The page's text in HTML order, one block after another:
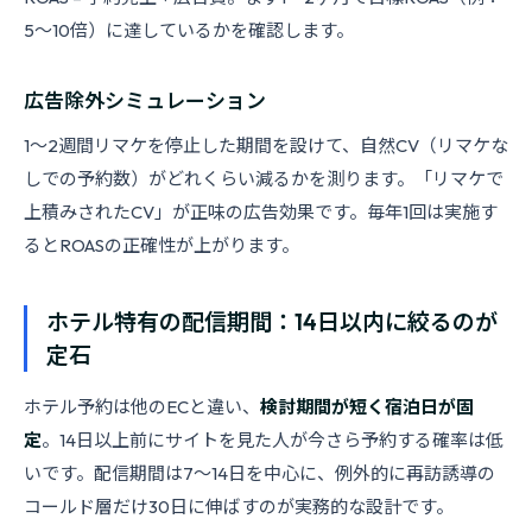
5〜10倍）に達しているかを確認します。
広告除外シミュレーション
1〜2週間リマケを停止した期間を設けて、自然CV（リマケな
しでの予約数）がどれくらい減るかを測ります。「リマケで
上積みされたCV」が正味の広告効果です。毎年1回は実施す
るとROASの正確性が上がります。
ホテル特有の配信期間：14日以内に絞るのが
定石
ホテル予約は他のECと違い、 検討期間が短く宿泊日が固
定。14日以上前にサイトを見た人が今さら予約する確率は低
いです。配信期間は7〜14日を中心に、例外的に再訪誘導の
コールド層だけ30日に伸ばすのが実務的な設計です。